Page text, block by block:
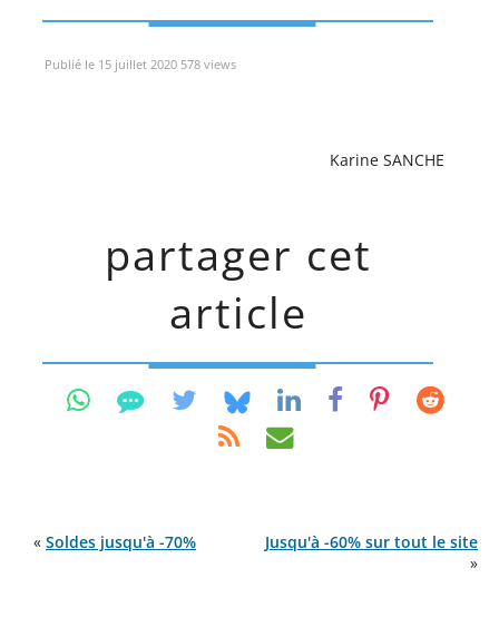
Publié le 15 juillet 2020 578 views
Karine SANCHE
partager cet
article
« Soldes jusqu'à -70%
Jusqu'à -60% sur tout le site
»